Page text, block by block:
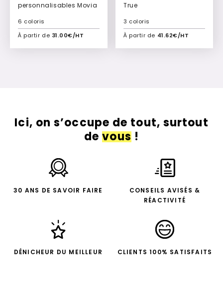
personnalisables Movia
À partir de 31.00€/HT
6 coloris
Ajouter à mon devis
True
À partir de 41.62€/HT
3 coloris
Ajouter à mon devis
Ici, on s’occupe de tout, surtout
devous!
30 ANS DE SAVOIR FAIRE
CONSEILS AVISÉS &
RÉACTIVITÉ
DÉNICHEUR DU MEILLEUR CLIENTS 100% SATISFAITS